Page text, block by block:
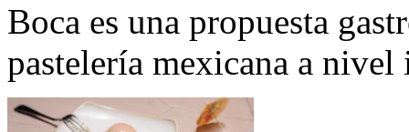
Boca es una propuesta
pastelería mexicana a